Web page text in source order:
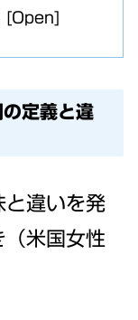
定義と違
と違いを発
（米国女性